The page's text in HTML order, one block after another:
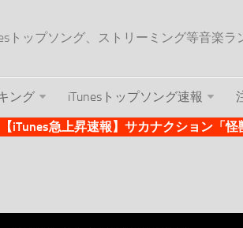
トップソング、ストリーミング等音楽
ング iTunesトップソング速報
【iTunes急上昇速報】サカナクション「